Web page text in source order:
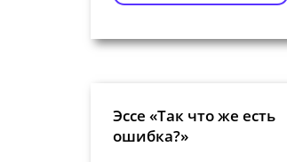
Эссе «Так что же есть
ошибка?»